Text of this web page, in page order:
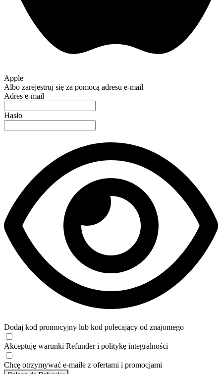
Apple
Albo zarejestruj się za pomocą adresu e-mail
Adres e-mail
Hasło
Dodaj kod promocyjny lub kod polecający od znajomego
Akceptuję warunki Refunder i politykę integralności
Chcę otrzymywać e-maile z ofertami i promocjami